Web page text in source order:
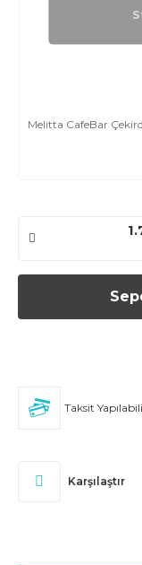
Melitta CafeBar
Taksit
Karşılaştır